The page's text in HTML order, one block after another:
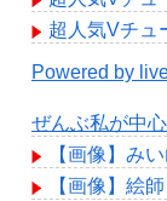
超人気Vチュ
Powered by
ぜんぶ私が中
【画像】み
【画像】絵